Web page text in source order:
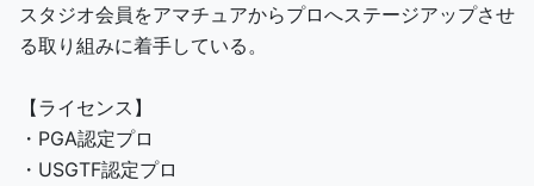
スタジオ会員をアマチュアからプロへステージアップさせ
る取り組みに着手している。
【ライセンス】
・PGA認定プロ
・USGTF認定プロ